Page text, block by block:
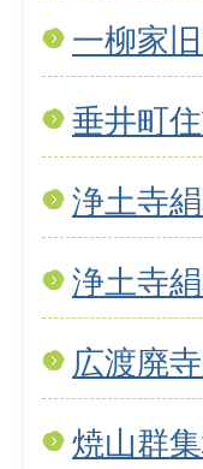
一柳家
垂井町
浄土寺
浄土寺
広渡廃
焼山群